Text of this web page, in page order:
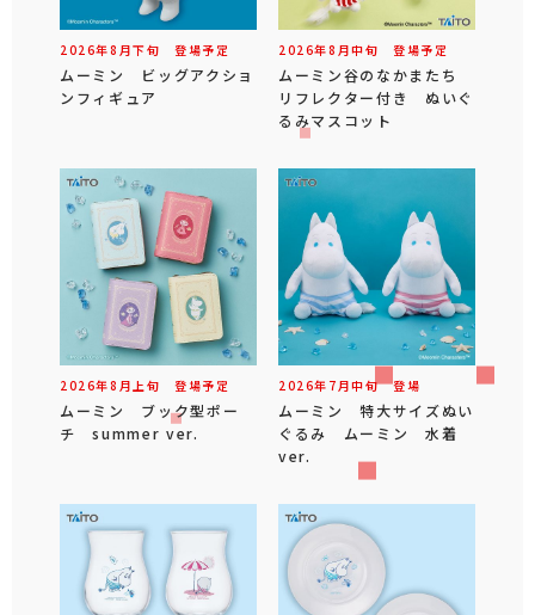
2026年8 月下旬 登場予定
ムーミン ビッグアクショ
ンフィギュア
2026年8 月中旬 登場予定
ムーミン谷のなかまたち
リフレクター付き ぬいぐ
るみマスコット
2026年8 月 上旬 登場予定
ムーミン ブック型ポー
チ summer ver.
2026年 7 月中旬登場
ムーミン 特大サイズぬい
ぐるみ ムーミン 水着
ver.